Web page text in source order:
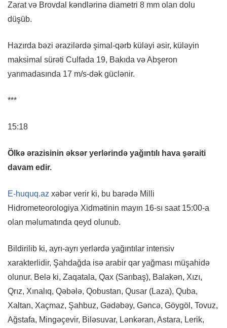
Zarat və Brovdal kəndlərinə diametri 8 mm olan dolu
düşüb.
Hazırda bəzi ərazilərdə şimal-qərb küləyi əsir, küləyin
maksimal sürəti Culfada 19, Bakıda və Abşeron
yarımadasında 17 m/s-dək güclənir.
***
15:18
Ölkə ərazisinin əksər yerlərində yağıntılı hava şəraiti
davam edir.
E-huquq.az xəbər verir ki, bu barədə Milli
Hidrometeorologiya Xidmətinin mayın 16-sı saat 15:00-a
olan məlumatında qeyd olunub.
Bildirilib ki, ayrı-ayrı yerlərdə yağıntılar intensiv
xarakterlidir, Şahdağda isə arabir qar yağması müşahidə
olunur. Belə ki, Zaqatala, Qax (Sarıbaş), Balakən, Xızı,
Qrız, Xınalıq, Qəbələ, Qobustan, Qusar (Laza), Quba,
Xaltan, Xaçmaz, Şahbuz, Gədəbəy, Gəncə, Göygöl, Tovuz,
Ağstafa, Mingəçevir, Biləsuvar, Lənkəran, Astara, Lerik,